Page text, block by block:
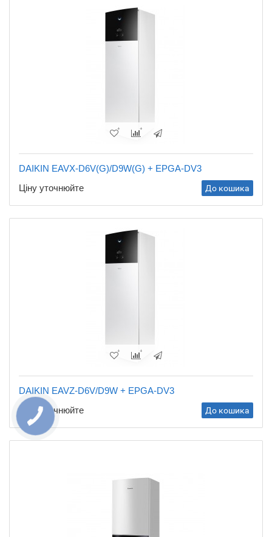
DAIKIN EAVX-D6V(G)/D9W(G) + EPGA-DV3
Ціну уточнюйте
До кошика
DAIKIN EAVZ-D6V/D9W + EPGA-DV3
Ціну уточнюйте
До кошика